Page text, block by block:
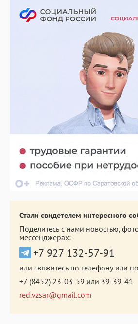
Стали свидетелем интересного
Поделитесь с нами новостью,
мессенджерах:
+7 927 132-57-91
или свяжитесь по телефону или
+7 (8452) 23-03-59 или 39-39-41
red.vzsar@gmail.com